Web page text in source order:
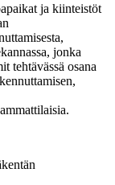
ja kiinteistöt
jonka
tehtävässä osana